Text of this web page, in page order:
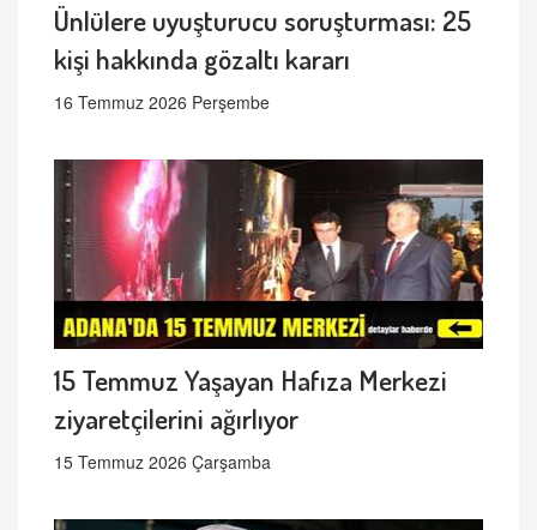
Ünlülere uyuşturucu soruşturması: 25
kişi hakkında gözaltı kararı
16 Temmuz 2026 Perşembe
15 Temmuz Yaşayan Hafıza Merkezi
ziyaretçilerini ağırlıyor
15 Temmuz 2026 Çarşamba